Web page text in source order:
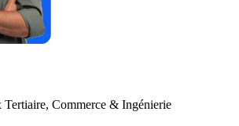
Tertiaire, Commerce & Ingénierie